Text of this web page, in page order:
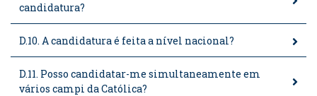
candidatura?
D.10. A candidatura é feita a nível nacional?
D.11. Posso candidatar-me simultaneamente em
vários campi da Católica?